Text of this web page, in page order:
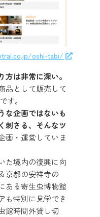
oshi-tabi/
は非常に深い。
品として販売して
す。
な企画ではないも
刺さる、そんなツ
画・運営していま
た境内の復興に向
京都の安祥寺の
ある寄生虫博物館
も特別に見学でき
館時間外貸し切